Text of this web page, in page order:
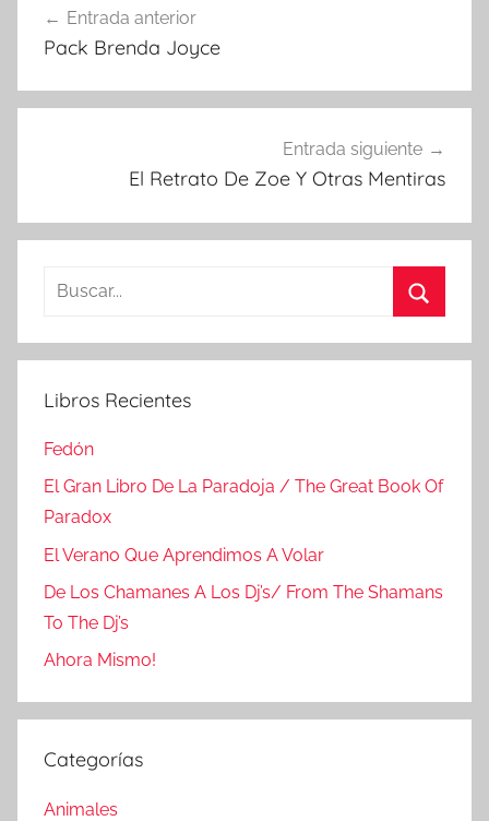
de
Entrada anterior
Pack Brenda Joyce
Entrada siguiente
El Retrato De Zoe Y Otras Mentiras
Buscar:
Libros Recientes
Fedón
El Gran Libro De La Paradoja / The Great Book Of
Paradox
El Verano Que Aprendimos A Volar
De Los Chamanes A Los Dj’s/ From The Shamans
To The Dj’s
Ahora Mismo!
Categorías
Animales